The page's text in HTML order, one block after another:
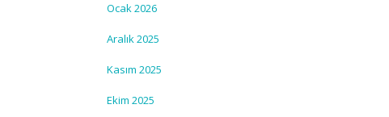
Ocak 2026
Aralık 2025
Kasım 2025
Ekim 2025